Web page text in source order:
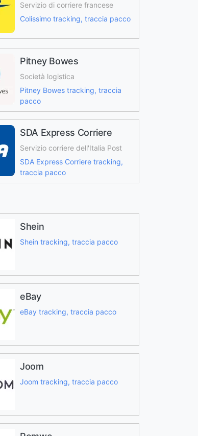
Servizio di corriere francese
Colissimo tracking, traccia pacco
Pitney Bowes
Società logistica
Pitney Bowes tracking, traccia
pacco
SDA Express Corriere
Servizio corriere dell'Italia Post
SDA Express Corriere tracking,
traccia pacco
Shein
Shein tracking, traccia pacco
eBay
eBay tracking, traccia pacco
Joom
Joom tracking, traccia pacco